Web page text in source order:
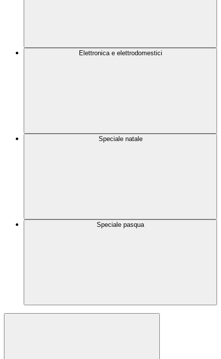
Elettronica e elettrodomestici
Speciale natale
Speciale pasqua